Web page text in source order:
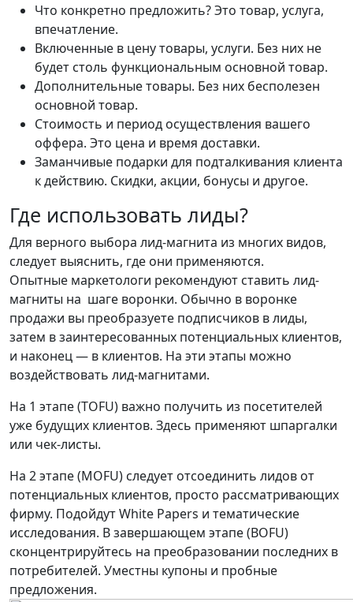
Что конкретно предложить? Это товар, услуга,
впечатление.
Включенные в цену товары, услуги. Без них не
будет столь функциональным основной товар.
Дополнительные товары. Без них бесполезен
основной товар.
Стоимость и период осуществления вашего
оффера. Это цена и время доставки.
Заманчивые подарки для подталкивания клиента
к действию. Скидки, акции, бонусы и другое.
Где использовать лиды?
Для верного выбора лид-магнита из многих видов,
следует выяснить, где они применяются.
Опытные маркетологи рекомендуют ставить лид-
магниты на шаге воронки. Обычно в воронке
продажи вы преобразуете подписчиков в лиды,
затем в заинтересованных потенциальных клиентов,
и наконец — в клиентов. На эти этапы можно
воздействовать лид-магнитами.
На 1 этапе (TOFU) важно получить из посетителей
уже будущих клиентов. Здесь применяют шпаргалки
или чек-листы.
На 2 этапе (MOFU) следует отсоединить лидов от
потенциальных клиентов, просто рассматривающих
фирму. Подойдут White Papers и тематические
исследования. В завершающем этапе (BOFU)
сконцентрируйтесь на преобразовании последних в
потребителей. Уместны купоны и пробные
предложения.